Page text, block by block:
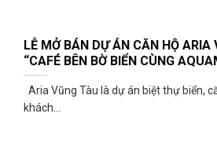
LỄ MỞ BÁN DỰ ÁN CĂN HỘ ARIA
“CAFÉ BÊN BỜ BIỂN CÙNG
Aria Vũng Tàu là dự án biệt thự biển,
khách...